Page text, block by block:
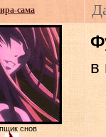
сама
снов
в